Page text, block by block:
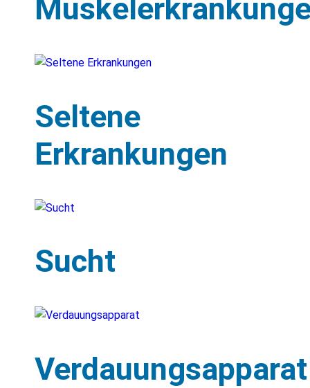
Seltene
Erkrankungen
Sucht
Verdauungsapparat